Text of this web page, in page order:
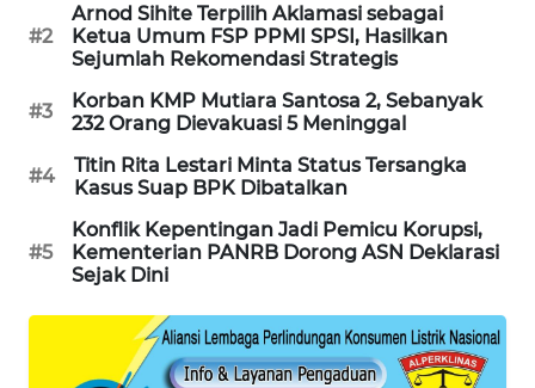
#2
Arnod Sihite Terpilih Aklamasi sebagai
Ketua Umum FSP PPMI SPSI, Hasilkan
Sejumlah Rekomendasi Strategis
#3
Korban KMP Mutiara Santosa 2, Sebanyak
232 Orang Dievakuasi 5 Meninggal
#4
Titin Rita Lestari Minta Status Tersangka
Kasus Suap BPK Dibatalkan
#5
Konflik Kepentingan Jadi Pemicu Korupsi,
Kementerian PANRB Dorong ASN Deklarasi
Sejak Dini
MASYARAKAT
KELISTRIKAN
WALINKI
ID
MAWAKA
ID
MARTABAT